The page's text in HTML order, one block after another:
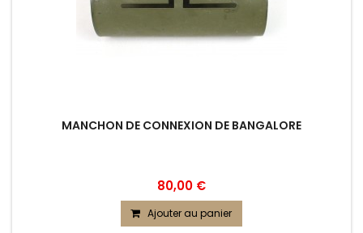
MANCHON DE CONNEXION DE BANGALORE
80,00 €
Ajouter au panier